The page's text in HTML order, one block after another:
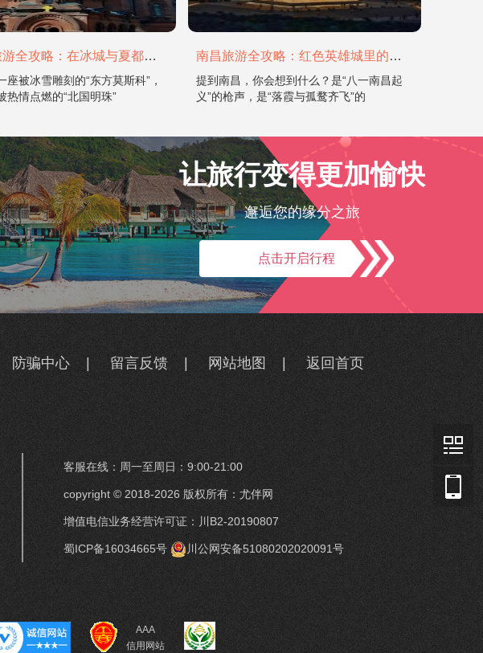
哈尔滨旅游全攻略：在冰城与夏都，邂逅欧陆童话与中国浪漫
座被冰雪雕刻的“东方莫斯科”，
热情点燃的“北国明珠”
南昌旅游全攻略：红色英雄城里的烟火与山水
提到南昌，你会想到什么？是“八一南昌起
义”的枪声，是“落霞与孤鹜齐飞”的
让旅行变得更加愉快
邂逅您的缘分之旅
点击开启行程
防骗中心 留言反馈 网站地图 返回首页
客服在线：周一至周日：9:00-21:00
copyright © 2018-2026 版权所有：尤伴网
增值电信业务经营许可证：川B2-20190807
蜀ICP备16034665号 川公网安备51080202020091号
AAA
信用网站